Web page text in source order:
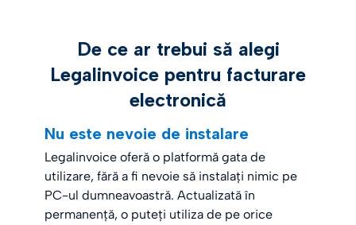
De ce ar trebui să alegi
Legalinvoice pentru facturare
electronică
Nu este nevoie de instalare
Legalinvoice oferă o platformă gata de
utilizare, fără a fi nevoie să instalați nimic pe
PC-ul dumneavoastră. Actualizată în
permanență, o puteți utiliza de pe orice